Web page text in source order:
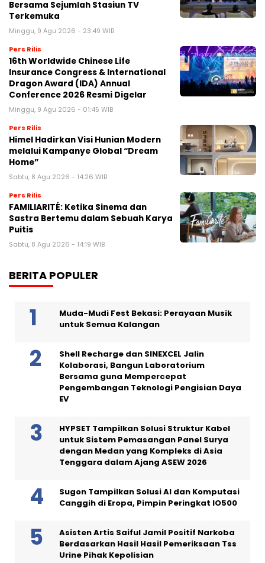
Bersama Sejumlah Stasiun TV
Terkemuka
Minggu, 9 Agu 2026 - 23:49 WIB
Pers Rilis
16th Worldwide Chinese Life
Insurance Congress & International
Dragon Award (IDA) Annual
Conference 2026 Resmi Digelar
Minggu, 9 Agu 2026 - 01:45 WIB
Pers Rilis
Himel Hadirkan Visi Hunian Modern
melalui Kampanye Global “Dream
Home”
Sabtu, 8 Agu 2026 - 14:26 WIB
Pers Rilis
FAMILIARITÉ: Ketika Sinema dan
Sastra Bertemu dalam Sebuah Karya
Puitis
Sabtu, 8 Agu 2026 - 14:19 WIB
BERITA POPULER
Muda-Mudi Fest Bekasi: Perayaan Musik
untuk Semua Kalangan
Shell Recharge dan SINEXCEL Jalin
Kolaborasi, Bangun Laboratorium
Bersama guna Mempercepat
Pengembangan Teknologi Pengisian Daya
EV
HYPSET Tampilkan Solusi Struktur Kabel
untuk Sistem Pemasangan Panel Surya
dengan Medan yang Kompleks di Asia
Tenggara dalam Ajang ASEW 2026
Sugon Tampilkan Solusi AI dan Komputasi
Canggih di Eropa, Pimpin Peringkat IO500
Asisten Artis Saiful Jamil Positif Narkoba
Berdasarkan Hasil Hasil Pemeriksaan Tss
Urine Pihak Kepolisian